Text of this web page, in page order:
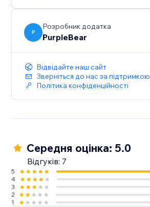
P
Розробник додатка
PurpleBear
Відвідайте наш сайт
Зверніться до нас за підтримкою
Політика конфіденційності
Середня оцінка: 5.0
Відгуків: 7
5
4
3
2
1